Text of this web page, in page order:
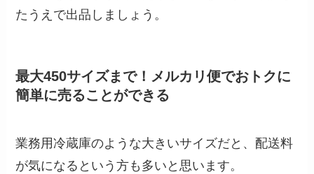
たうえで出品しましょう。
最大450サイズまで！メルカリ便でおトクに
簡単に売ることができる
業務用冷蔵庫のような大きいサイズだと、配送料
が気になるという方も多いと思います。